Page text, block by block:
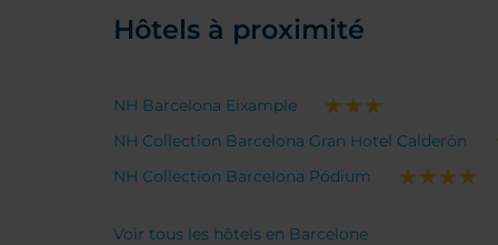
Hôtels à proximité
NH Barcelona Eixample
NH Collection Barcelona Gran Hotel Calderón
NH Collection Barcelona Pódium
Voir tous les hôtels en Barcelone